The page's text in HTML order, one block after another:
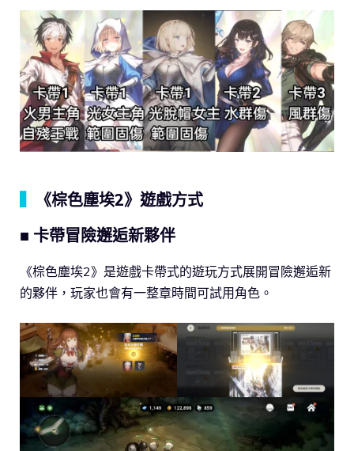
《棕色塵埃2》遊戲方式
■ 卡帶冒險邂逅新夥伴
《棕色塵埃2》是遊戲卡帶式的遊玩方式展開冒險邂逅新
的夥伴，玩家也會有一整章時間可試用角色。